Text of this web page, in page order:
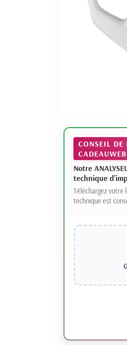
CONSEIL DE
Notre
technique
Téléchargez votre
technique est